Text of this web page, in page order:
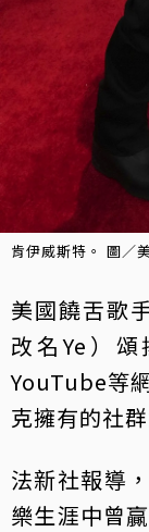
肯伊威斯特。 圖／
美國饒舌歌
改名Ye）
YouTube等
克擁有的社
法新社報導
樂生涯中曾